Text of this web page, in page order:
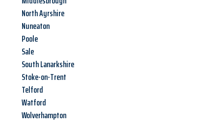
North Ayrshire
Nuneaton
Poole
Sale
South Lanarkshire
Stoke-on-Trent
Telford
Watford
Wolverhampton